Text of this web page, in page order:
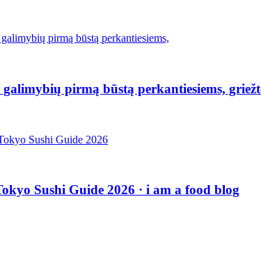
pirmą būstą perkantiesiems,
Sushi Guide 2026 · i am a food blog